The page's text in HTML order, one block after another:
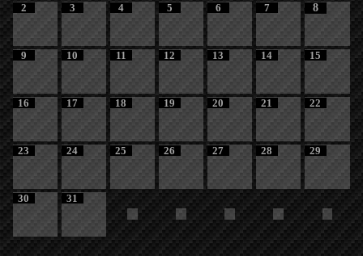
2 3 4 5 6 7 8
9 10 11 12 13 14 15
16 17 18 19 20 21 22
23 24 25 26 27 28 29
30 31